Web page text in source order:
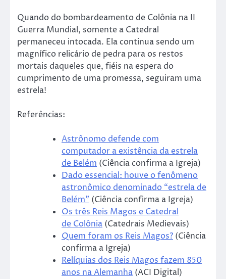
Quando do bombardeamento de Colônia na II
Guerra Mundial, somente a Catedral
permaneceu intocada. Ela continua sendo um
magnífico relicário de pedra para os restos
mortais daqueles que, fiéis na espera do
cumprimento de uma promessa, seguiram uma
estrela!
Referências:
Astrônomo defende com
computador a existência da estrela
de Belém (Ciência confirma a Igreja)
Dado essencial: houve o fenômeno
astronômico denominado “estrela de
Belém” (Ciência confirma a Igreja)
Os três Reis Magos e Catedral
de Colônia (Catedrais Medievais)
Quem foram os Reis Magos? (Ciência
confirma a Igreja)
Relíquias dos Reis Magos fazem 850
anos na Alemanha (ACI Digital)